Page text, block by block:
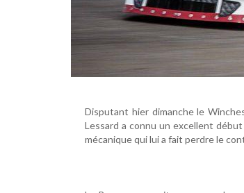
Disputant hier dimanche le
Lessard a connu un excellent
mécanique qui lui a fait perdre le